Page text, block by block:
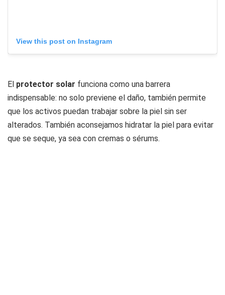
View this post on Instagram
El protector solar funciona como una barrera
indispensable: no solo previene el daño, también permite
que los activos puedan trabajar sobre la piel sin ser
alterados. También aconsejamos hidratar la piel para evitar
que se seque, ya sea con cremas o sérums.